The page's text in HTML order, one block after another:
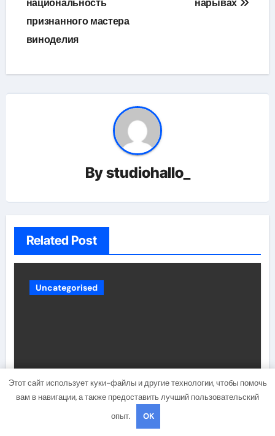
национальность
признанного мастера
виноделия
нарывах
Bystudiohallo_
Related Post
Uncategorised
Лида певец биография —
удивительный рассказ о жизни
Этот сайт использует куки-файлы и другие технологии, чтобы помочь
вам в навигации, а также предоставить лучший пользовательский
опыт.
OK